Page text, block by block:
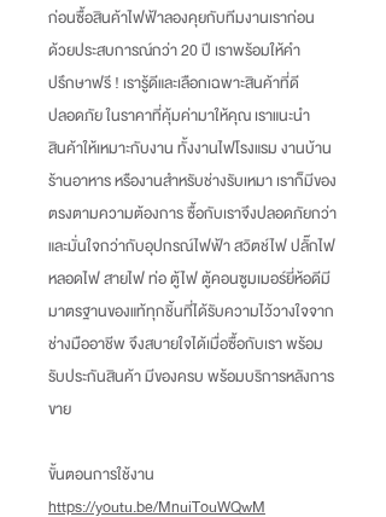
ก่อนซื้อสินค้าไฟฟ้าลองคุยกับทีมงานเราก่อน
ด้วยประสบการณ์กว่า20ปี เราพร้อมให้คำ
ปรึกษาฟรี! เรารู้ดีและเลือกเฉพาะสินค้าที่ดี
ปลอดภัย ในราคาที่คุ้มค่ามาให้คุณ เราแนะนำ
สินค้าให้เหมาะกับงาน ทั้งงานไฟโรงแรม งานบ้าน
ร้านอาหาร หรืองานสำหรับช่างรับเหมา เราก็มีของ
ตรงตามความต้องการ ซื้อกับเราจึงปลอดภัยกว่า
และมั่นใจกว่ากับอุปกรณ์ไฟฟ้า สวิตช์ไฟ ปลั๊กไฟ
หลอดไฟ สายไฟ ท่อ ตู้ไฟ ตู้คอนซูมเมอร์ยี่ห้อดีมี
มาตรฐานของแท้ทุกชิ้นที่ได้รับความไว้วางใจจาก
ช่างมืออาชีพ จึงสบายใจได้เมื่อซื้อกับเรา พร้อม
รับประกันสินค้า มีของครบ พร้อมบริการหลังการ
ขาย
ขั้นตอนการใช้งาน
https://youtu.be/MnuiTouWQwM